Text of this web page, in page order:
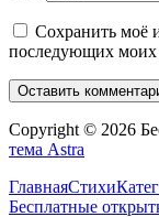
Сохранить моё
последующих моих
Copyright © 2026
тема Astra
ГлавнаяСтихи
Бесплатные